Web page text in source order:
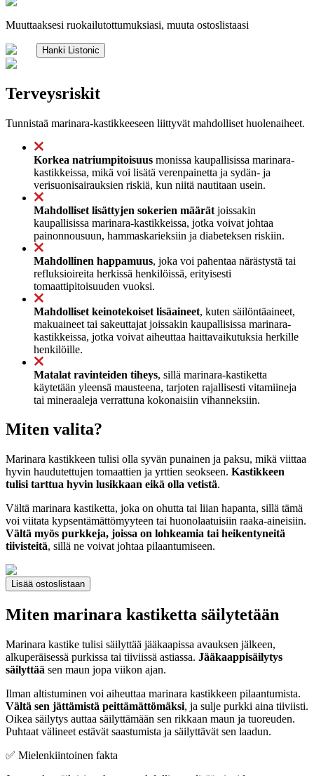
Muuttaaksesi ruokailutottumuksiasi, muuta ostoslistaasi
Hanki Listonic
Terveysriskit
Tunnistaä marinara-kastikkeeseen liittyvät mahdolliset huolenaiheet.
Korkea natriumpitoisuus monissa kaupallisissa marinara-
kastikkeissa, mikä voi lisätä verenpainetta ja sydän- ja
verisuonisairauksien riskiä, kun niitä nautitaan usein.
Mahdolliset lisättyjen sokerien määrät joissakin
kaupallisissa marinara-kastikkeissa, jotka voivat johtaa
painonnousuun, hammaskarieksiin ja diabeteksen riskiin.
Mahdollinen happamuus, joka voi pahentaa närästystä tai
refluksioireita herkissä henkilöissä, erityisesti
tomaattipitoisuuden vuoksi.
Mahdolliset keinotekoiset lisäaineet, kuten säilöntäaineet,
makuaineet tai sakeuttajat joissakin kaupallisissa marinara-
kastikkeissa, jotka voivat aiheuttaa haittavaikutuksia herkille
henkilöille.
Matalat ravinteiden tiheys, sillä marinara-kastiketta
käytetään yleensä mausteena, tarjoten rajallisesti vitamiineja
tai mineraaleja verrattuna kokonaisiin vihanneksiin.
Miten valita?
Marinara kastikkeen tulisi olla syvän punainen ja paksu, mikä viittaa
hyvin haudutettujen tomaattien ja yrttien seokseen. Kastikkeen
tulisi tarttua hyvin lusikkaan eikä olla vetistä.
Vältä marinara kastiketta, joka on ohutta tai liian hapanta, sillä tämä
voi viitata kypsentämättömyyteen tai huonolaatuisiin raaka-aineisiin.
Vältä myös purkkeja, joissa on lohkeamia tai heikentyneitä
tiivisteitä, sillä ne voivat johtaa pilaantumiseen.
Lisää ostoslistaan
Miten marinara kastiketta säilytetään
Marinara kastike tulisi säilyttää jääkaapissa avauksen jälkeen,
alkuperäisessä purkissa tai tiiviissä astiassa. Jääkaappisäilytys
säilyttää sen maun jopa viikon ajan.
Ilman altistuminen voi aiheuttaa marinara kastikkeen pilaantumista.
Vältä sen jättämistä peittämättömäksi, ja sulje purkki aina tiiviisti.
Oikea säilytys auttaa säilyttämään sen rikkaan maun ja tuoreuden.
Puhtaat välineet estävät saastumista ja säilyttävät sen laadun.
✅ Mielenkiintoinen fakta